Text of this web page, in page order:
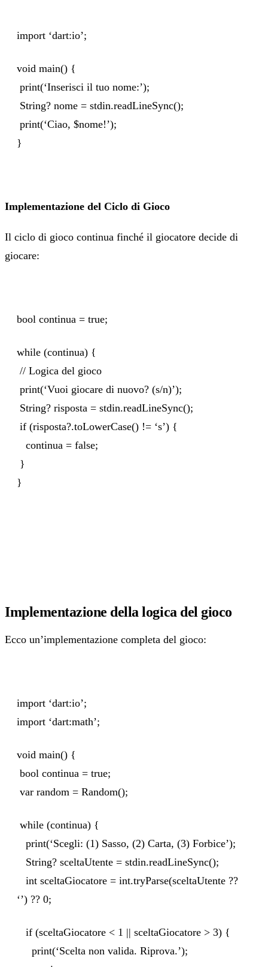
import ‘dart:io’;
void main() {
print(‘Inserisci il tuo nome:’);
String? nome = stdin.readLineSync();
print(‘Ciao, $nome!’);
}
Implementazione del Ciclo di Gioco
Il ciclo di gioco continua finché il giocatore decide di
giocare:
bool continua = true;
while (continua) {
// Logica del gioco
print(‘Vuoi giocare di nuovo? (s/n)’);
String? risposta = stdin.readLineSync();
if (risposta?.toLowerCase() != ‘s’) {
continua = false;
}
}
Implementazione della logica del gioco
Ecco un’implementazione completa del gioco:
import ‘dart:io’;
import ‘dart:math’;
void main() {
bool continua = true;
var random = Random();
while (continua) {
print(‘Scegli: (1) Sasso, (2) Carta, (3) Forbice’);
String? sceltaUtente = stdin.readLineSync();
int sceltaGiocatore = int.tryParse(sceltaUtente ??
‘’) ?? 0;
if (sceltaGiocatore < 1 || sceltaGiocatore > 3) {
print(‘Scelta non valida. Riprova.’);